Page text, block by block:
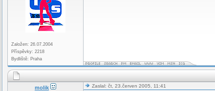
Založen: 26.07.2004
Příspěvky: 2218
Bydliště: Praha
molik Zaslal: čt, 23.červen 2005, 11:41